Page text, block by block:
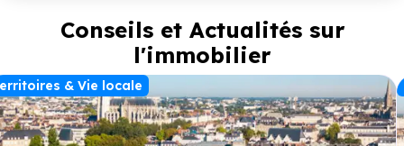
Conseils et Actualités sur
l'immobilier
& Vie locale